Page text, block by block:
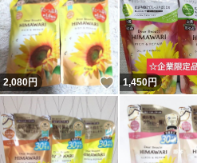
2,080円 いいね！
1,450円